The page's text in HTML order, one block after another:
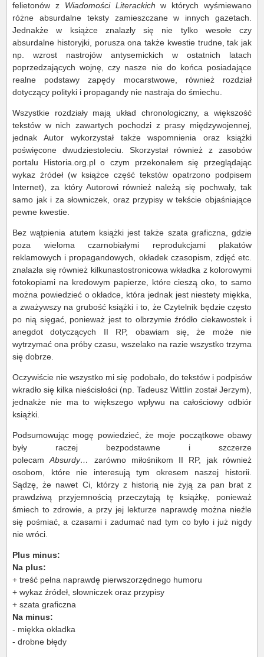
felietonów z Wiadomości Literackich w których wyśmiewano
różne absurdalne teksty zamieszczane w innych gazetach.
Jednakże w książce znalazły się nie tylko wesołe czy
absurdalne historyjki, porusza ona także kwestie trudne, tak jak
np. wzrost nastrojów antysemickich w ostatnich latach
poprzedzających wojnę, czy nasze nie do końca posiadające
realne podstawy zapędy mocarstwowe, również rozdział
dotyczący polityki i propagandy nie nastraja do śmiechu.
Wszystkie rozdziały mają układ chronologiczny, a większość
tekstów w nich zawartych pochodzi z prasy międzywojennej,
jednak Autor wykorzystał także wspomnienia oraz książki
poświęcone dwudziestoleciu. Skorzystał również z zasobów
portalu Historia.org.pl o czym przekonałem się przeglądając
wykaz źródeł (w książce część tekstów opatrzono podpisem
Internet), za który Autorowi również należą się pochwały, tak
samo jak i za słowniczek, oraz przypisy w tekście objaśniające
pewne kwestie.
Bez wątpienia atutem książki jest także szata graficzna, gdzie
poza wieloma czarnobiałymi reprodukcjami plakatów
reklamowych i propagandowych, okładek czasopism, zdjęć etc.
znalazła się również kilkunastostronicowa wkładka z kolorowymi
fotokopiami na kredowym papierze, które cieszą oko, to samo
można powiedzieć o okładce, która jednak jest niestety miękka,
a zważywszy na grubość książki i to, że Czytelnik będzie często
po nią sięgać, ponieważ jest to olbrzymie źródło ciekawostek i
anegdot dotyczących II RP, obawiam się, że może nie
wytrzymać ona próby czasu, wszelako na razie wszystko trzyma
się dobrze.
Oczywiście nie wszystko mi się podobało, do tekstów i podpisów
wkradło się kilka nieścisłości (np. Tadeusz Wittlin został Jerzym),
jednakże nie ma to większego wpływu na całościowy odbiór
książki.
Podsumowując mogę powiedzieć, że moje początkowe obawy
były raczej bezpodstawne i szczerze
polecamAbsurdy…
zarówno miłośnikom II RP, jak również
osobom, które nie interesują tym okresem naszej historii.
Sądzę, że nawet Ci, którzy z historią nie żyją za pan brat z
prawdziwą przyjemnością przeczytają tę książkę, ponieważ
śmiech to zdrowie, a przy jej lekturze naprawdę można nieźle
się pośmiać, a czasami i zadumać nad tym co było i już nigdy
nie wróci.
Plus minus:
Na plus:
+ treść pełna naprawdę pierwszorzędnego humoru
+ wykaz źródeł, słowniczek oraz przypisy
+ szata graficzna
Na minus:
- miękka okładka
- drobne błędy